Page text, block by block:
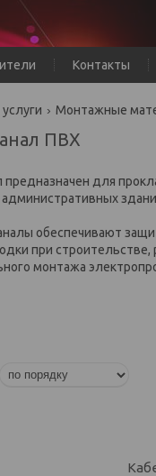
Контакты
Монтажные
ПВХ
предназначен для
обеспечивают
при
монтажа